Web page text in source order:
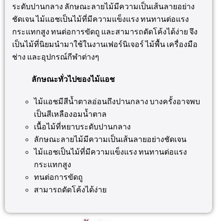
ระดับปานกลาง ลักษณะลายไม้มีความเป็นเส้นลายอย่าง
ชัดเจน ไม้แอชเป็นไม้ที่มีความแข็งแรง ทนทานต่อแรง
กระแทกสูง ทนต่อการขัดถู และสามารถดัดโค้งได้ง่าย จึง
เป็นไม้ที่นิยมนำมาใช้ในงานเฟอร์นิเจอร์ ไม้พื้น เครื่องมือ
ช่าง และอุปกรณ์กีฬาต่างๆ
ลักษณะทั่วไปของไม้แอช
ไม้แอชมีสีน้ำตาลอ่อนถึงปานกลาง บางครั้งอาจพบ
เป็นสีเหลืองอมน้ำตาล
เนื้อไม้ที่หยาบระดับปานกลาง
ลักษณะลายไม้มีความเป็นเส้นลายอย่างชัดเจน
ไม้แอชเป็นไม้ที่มีความแข็งแรง ทนทานต่อแรง
กระแทกสูง
ทนต่อการขัดถู
สามารถดัดโค้งได้ง่าย